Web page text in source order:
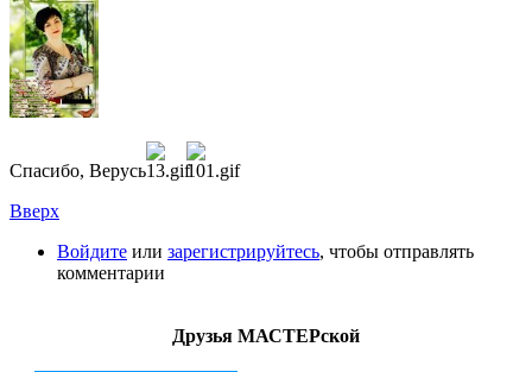
Спасибо, Верусь
Вверх
Войдите или зарегистрируйтесь, чтобы отправлять
комментарии
Друзья МАСТЕРской